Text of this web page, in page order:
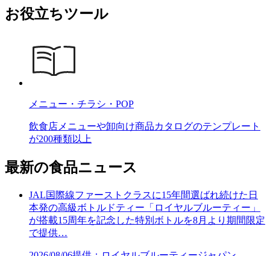
お役立ちツール
メニュー・チラシ・POP
飲食店メニューや卸向け商品カタログのテンプレート
が200種類以上
最新の食品ニュース
JAL国際線ファーストクラスに15年間選ばれ続けた日
本発の高級ボトルドティー「ロイヤルブルーティー」
が搭載15周年を記念した特別ボトルを8月より期間限定
で提供…